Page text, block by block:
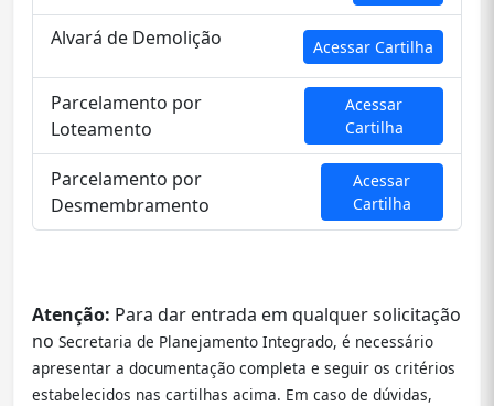
Alvará de Demolição Acessar Cartilha
Parcelamento por
Loteamento
Acessar
Cartilha
Parcelamento por
Desmembramento
Acessar
Cartilha
Atenção: Para dar entrada em qualquer solicitação
no Secretaria de Planejamento Integrado, é necessário
apresentar a documentação completa e seguir os critérios
estabelecidos nas cartilhas acima. Em caso de dúvidas,